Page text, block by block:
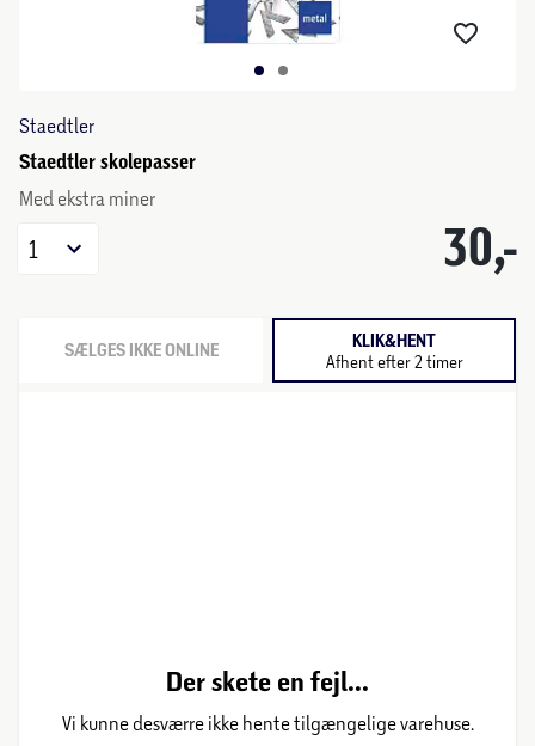
Staedtler
Staedtler skolepasser
Med ekstra miner
30,-
1
SÆLGES IKKE ONLINE KLIK&HENT
Afhent efter 2 timer
Der skete en fejl...
Vi kunne desværre ikke hente tilgængelige varehuse.